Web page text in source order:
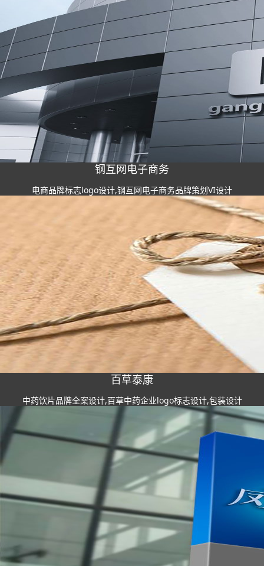
钢互网电子商务
电商品牌标志logo设计,钢互网电子商务品牌策划VI设计
百草泰康
中药饮片品牌全案设计,百草中药企业logo标志设计,包装设计